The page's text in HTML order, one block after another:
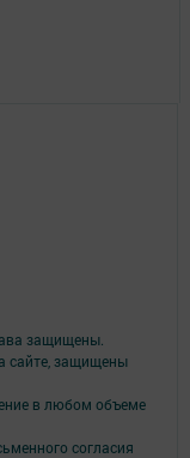
защищены.
сайте, защищены
в любом объеме
согласия